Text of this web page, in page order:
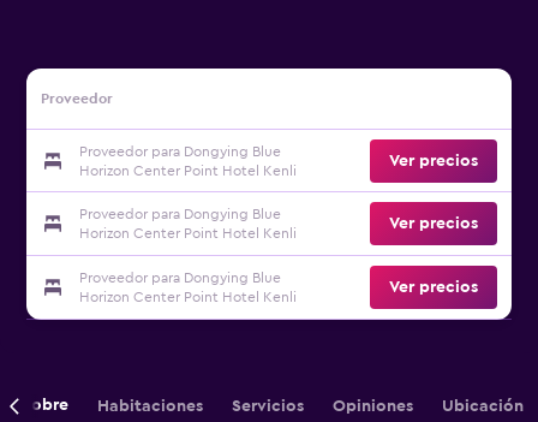
Proveedor
Proveedor para Dongying Blue
Horizon Center Point Hotel Kenli
Ver precios
Proveedor para Dongying Blue
Horizon Center Point Hotel Kenli
Ver precios
Proveedor para Dongying Blue
Horizon Center Point Hotel Kenli
Ver precios
Sobre Habitaciones Servicios Opiniones Ubicación